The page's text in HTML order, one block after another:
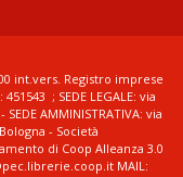
int.vers. Registro imprese
; SEDE LEGALE: via
AMMINISTRATIVA: via
- Società
di Coop Alleanza 3.0
MAIL: